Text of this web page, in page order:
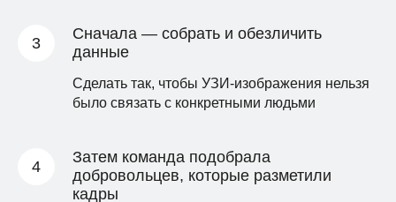
Сначала — собрать и обезличить
данные
Сделать так, чтобы УЗИ-изображения нельзя
было связать с конкретными людьми
Затем команда подобрала
добровольцев, которые разметили
кадры
изображение; определит, в
каком ракурсе видна на кадре
(аксиально) или сбоку
(саггитально); оценит качество
изображение, тем меньше
шансов, что ИИ сможет дать
точный результат.